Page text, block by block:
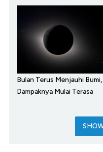
Bulan Terus Menjauhi Bumi,
Dampaknya Mulai Terasa